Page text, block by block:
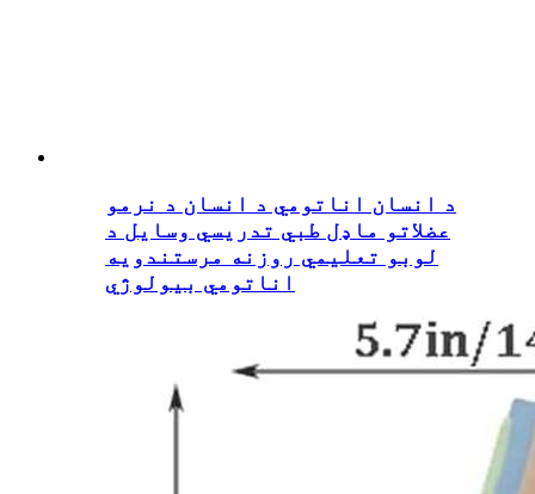
د انسان اناتومي د انسان د نرمو
عضلاتو ماډل طبي تدریسي وسایل د
لوبو تعلیمي روزنه مرستندویه
اناتومي بیولوژي